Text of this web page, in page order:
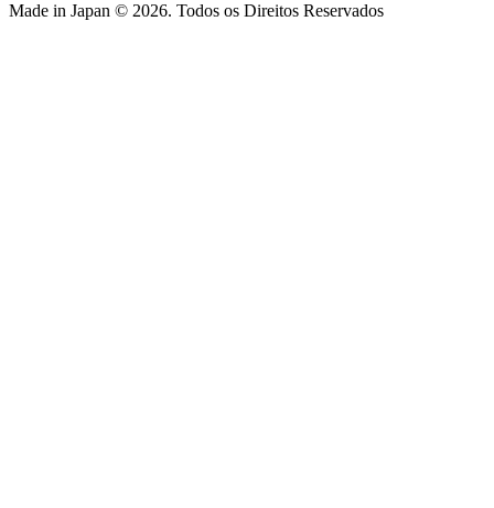
Made in Japan © 2026. Todos os Direitos Reservados